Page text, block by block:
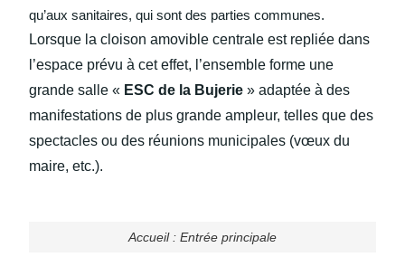
qu’aux sanitaires, qui sont des parties communes.
Lorsque la cloison amovible centrale est repliée dans
l’espace prévu à cet effet, l’ensemble forme une
grande salle « ESC de la Bujerie » adaptée à des
manifestations de plus grande ampleur, telles que des
spectacles ou des réunions municipales (vœux du
maire, etc.).
Accueil : Entrée principale